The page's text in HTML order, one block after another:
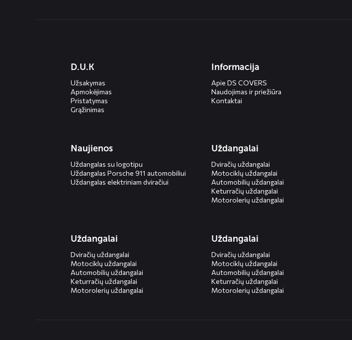
D.U.K
Užsakymas
Apmokėjimas
Pristatymas
Grąžinimas
Informacija
Apie DS COVERS
Naudojimas ir priežiūra
Kontaktai
Naujienos
Uždangalas su logotipu
Uždangalas Porsche 911 automobiliui
Uždangalas elektriniam dviračiui
Uždangalai
Dviračių uždangalai
Motociklų uždangalai
Automobilių uždangalai
Keturračių uždangalai
Motorolerių uždangalai
Uždangalai
Dviračių uždangalai
Motociklų uždangalai
Automobilių uždangalai
Keturračių uždangalai
Motorolerių uždangalai
Uždangalai
Dviračių uždangalai
Motociklų uždangalai
Automobilių uždangalai
Keturračių uždangalai
Motorolerių uždangalai